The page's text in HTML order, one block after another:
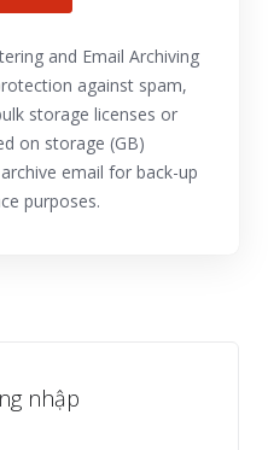
and Email Archiving
against spam,
storage licenses or
on storage (GB)
email for back-up
purposes.
nhập